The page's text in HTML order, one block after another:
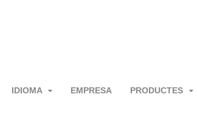
IDIOMA EMPRESA PRODUCTES